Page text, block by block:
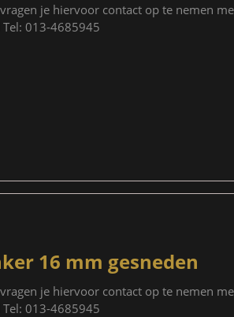
je hiervoor contact op te nemen
013-4685945
16 mm gesneden
je hiervoor contact op te nemen
013-4685945